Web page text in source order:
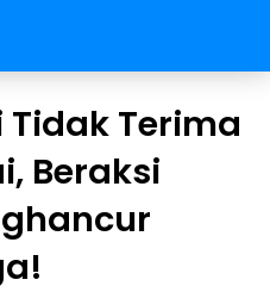
Terima
Beraksi